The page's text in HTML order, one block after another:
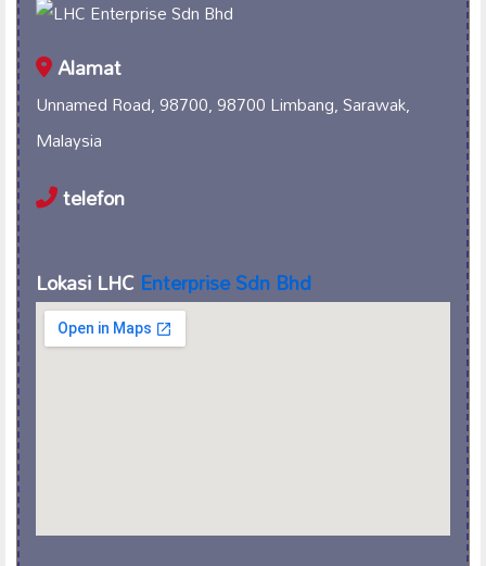
Alamat
Unnamed Road, 98700, 98700 Limbang, Sarawak,
Malaysia
telefon
Lokasi LHCEnterprise Sdn Bhd